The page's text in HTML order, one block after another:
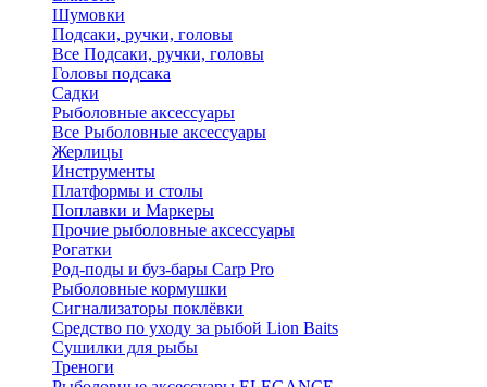
Шумовки
Подсаки, ручки, головы
Все Подсаки, ручки, головы
Головы подсака
Садки
Рыболовные аксессуары
Все Рыболовные аксессуары
Жерлицы
Инструменты
Платформы и столы
Поплавки и Маркеры
Прочие рыболовные аксессуары
Рогатки
Род-поды и буз-бары Carp Pro
Рыболовные кормушки
Сигнализаторы поклёвки
Средство по уходу за рыбой Lion Baits
Сушилки для рыбы
Треноги